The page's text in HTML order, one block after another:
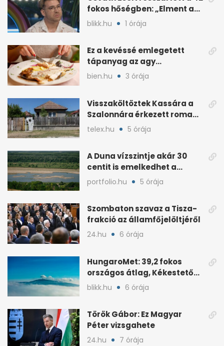
fokos hőségben: „Elment a
kép”
blikk.hu 1 órája
Ez a kevéssé emlegetett
tápanyag az agy
működéséhez is kell
bien.hu 3 órája
Visszaköltöztek Kassára a
Szalonnára érkezett roma
családok
telex.hu 5 órája
A Duna vízszintje akár 30
centit is emelkedhet a
nyugati esők után
portfolio.hu 5 órája
Szombaton szavaz a Tisza-
frakció az államfőjelöltjéről
24.hu 6 órája
HungaroMet: 39,2 fokos
országos átlag, Kékestetőn
hajszál híján rekord
blikk.hu 6 órája
Török Gábor: Ez Magyar
Péter vizsgahete
24.hu 7 órája